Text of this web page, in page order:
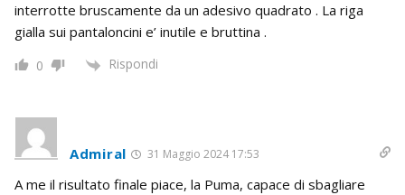
interrotte bruscamente da un adesivo quadrato . La riga
gialla sui pantaloncini e’ inutile e bruttina .
0 Rispondi
Admiral 31 Maggio 2024 17:53
A me il risultato finale piace, la Puma, capace di sbagliare